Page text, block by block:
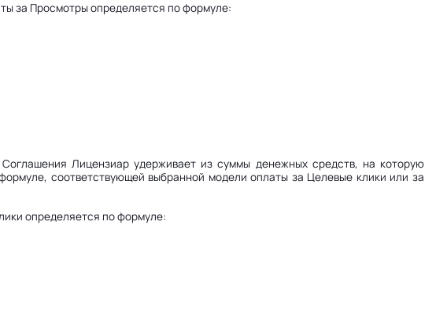
за Просмотры определяется по формуле:
Лицензиар удерживает из суммы денежных средств, на которую
соответствующей выбранной модели оплаты за Целевые клики или за
определяется по формуле: